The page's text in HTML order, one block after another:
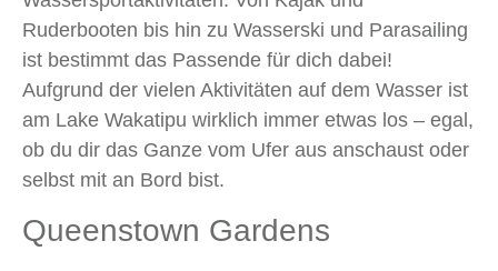
Ruderbooten bis hin zu Wasserski und Parasailing
ist bestimmt das Passende für dich dabei!
Aufgrund der vielen Aktivitäten auf dem Wasser ist
am Lake Wakatipu wirklich immer etwas los – egal,
ob du dir das Ganze vom Ufer aus anschaust oder
selbst mit an Bord bist.
Queenstown Gardens